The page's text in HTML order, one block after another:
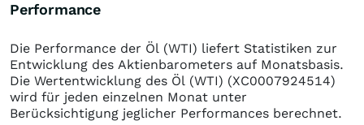
Performance
Die Performance der Öl (WTI) liefert Statistiken zur
Entwicklung des Aktienbarometers auf Monatsbasis.
Die Wertentwicklung des Öl (WTI) (XC0007924514)
wird für jeden einzelnen Monat unter
Berücksichtigung jeglicher Performances berechnet.